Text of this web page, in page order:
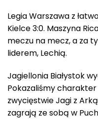
Legia Warszawa z
Kielce 3:0. Maszyna
meczu na mecz, a za
liderem, Lechią.
Jagiellonia Białystok
Pokazaliśmy charakter
zwycięstwie Jagi z
zagrają ze sobą w